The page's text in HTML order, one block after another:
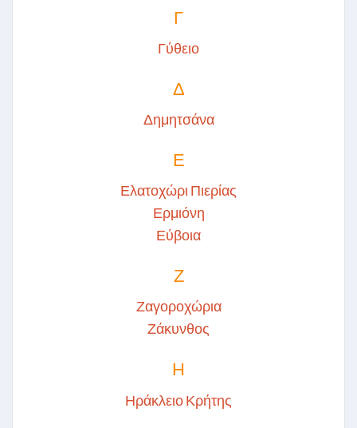
Γ
Γύθειο
Δ
Δημητσάνα
Ε
Ελατοχώρι Πιερίας
Ερμιόνη
Εύβοια
Ζ
Ζαγοροχώρια
Ζάκυνθος
Η
Ηράκλειο Κρήτης